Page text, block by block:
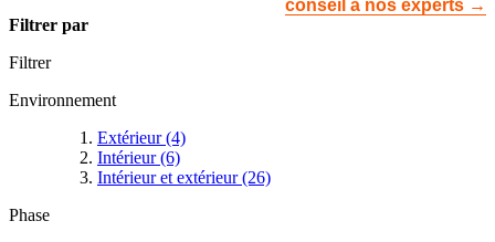
conseil à nos experts →
Filtrer par
Filtrer
Environnement
Extérieur(4)
Intérieur(6)
Intérieur et extérieur(26)
Phase